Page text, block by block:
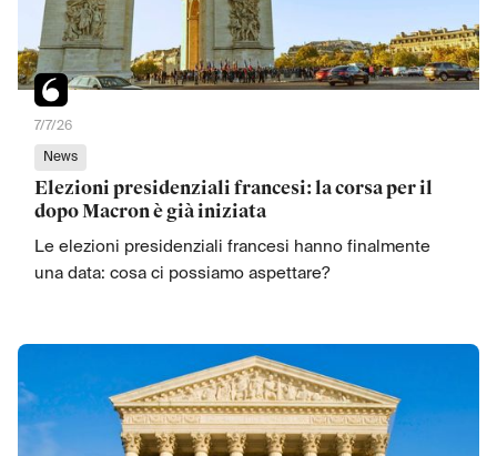
7/7/26
News
Elezioni presidenziali francesi: la corsa per il
dopo Macron è già iniziata
Le elezioni presidenziali francesi hanno finalmente
una data: cosa ci possiamo aspettare?